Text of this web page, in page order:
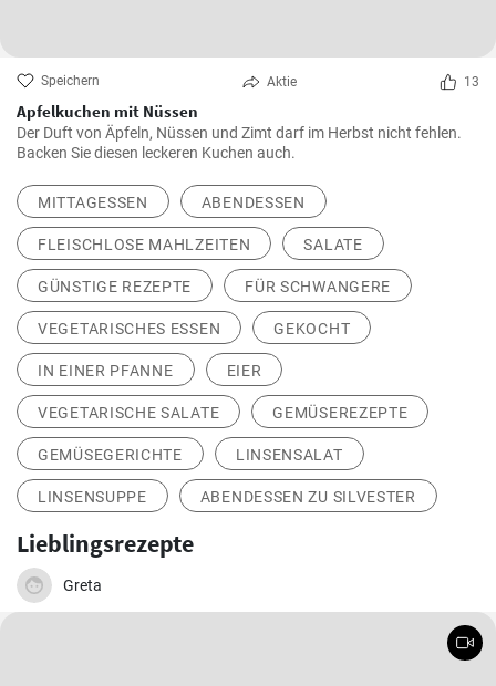
Speichern Aktie 13
Apfelkuchen mit Nüssen
Der Duft von Äpfeln, Nüssen und Zimt darf im Herbst nicht fehlen.
Backen Sie diesen leckeren Kuchen auch.
MITTAGESSEN ABENDESSEN
FLEISCHLOSE MAHLZEITEN SALATE
GÜNSTIGE REZEPTE FÜR SCHWANGERE
VEGETARISCHES ESSEN GEKOCHT
IN EINER PFANNE EIER
VEGETARISCHE SALATE GEMÜSEREZEPTE
GEMÜSEGERICHTE LINSENSALAT
LINSENSUPPE ABENDESSEN ZU SILVESTER
Lieblingsrezepte
Greta